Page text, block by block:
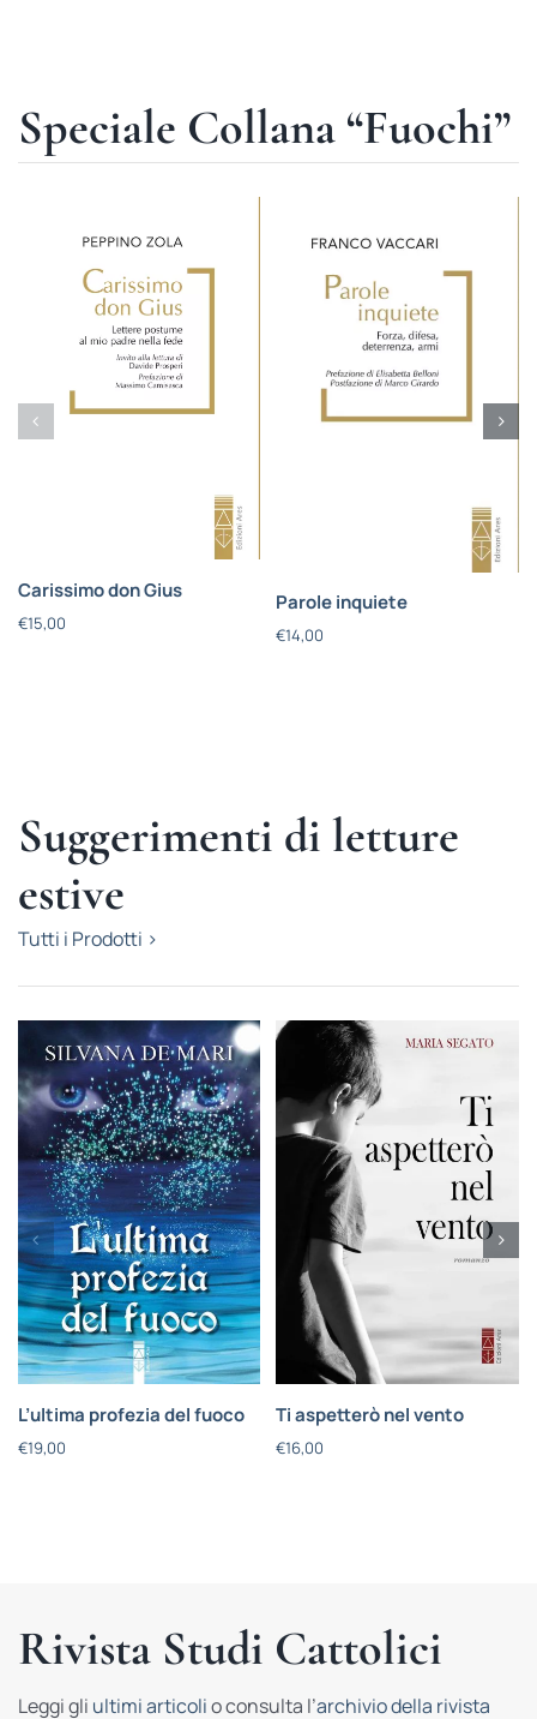
Speciale Collana “Fuochi”
Carissimo don Gius
€15,00
Parole inquiete
€14,00
Suggerimenti di letture
estive
Tutti i Prodotti >
L’ultima profezia del fuoco
€19,00
Ti aspetterò nel vento
€16,00
Rivista Studi Cattolici
Leggi gli ultimi articolio consulta l’archivio della rivista